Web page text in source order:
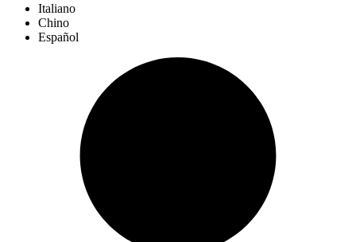
Italiano
Chino
Español